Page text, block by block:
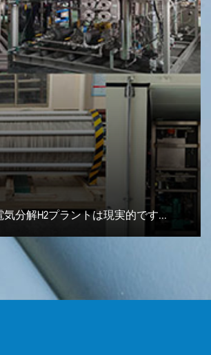
気分解H2プラントは現実的です...